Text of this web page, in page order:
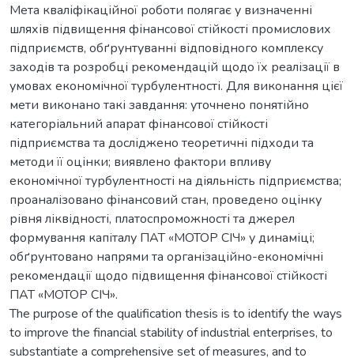
Мета кваліфікаційної роботи полягає у визначенні
шляхів підвищення фінансової стійкості промислових
підприємств, обґрунтуванні відповідного комплексу
заходів та розробці рекомендацій щодо їх реалізації в
умовах економічної турбулентності. Для виконання цієї
мети виконано такі завдання: уточнено понятійно
категоріальний апарат фінансової стійкості
підприємства та досліджено теоретичні підходи та
методи її оцінки; виявлено фактори впливу
економічної турбулентності на діяльність підприємства;
проаналізовано фінансовий стан, проведено оцінку
рівня ліквідності, платоспроможності та джерел
формування капіталу ПАТ «МОТОР СІЧ» у динаміці;
обґрунтовано напрями та організаційно-економічні
рекомендації щодо підвищення фінансової стійкості
ПАТ «МОТОР СІЧ».
The purpose of the qualification thesis is to identify the ways
to improve the financial stability of industrial enterprises, to
substantiate a comprehensive set of measures, and to